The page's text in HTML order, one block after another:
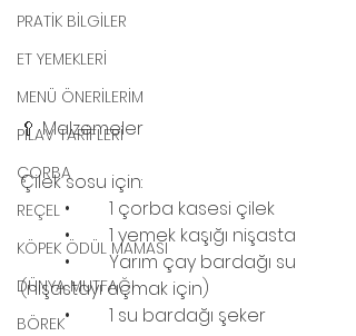
PRATİK BİLGİLER
ET YEMEKLERİ
MENÜ ÖNERİLERİM
PİLAV TARİFLERİ
ÇORBA
REÇEL
KÖPEK ÖDÜL MAMASI
DÜNYA MUTFAĞI
BÖREK
🥄 Malzemeler
Çilek sosu için:
	•	1 çorba kasesi çilek
	•	1 yemek kaşığı nişasta
	•	Yarım çay bardağı su
(nişastayı açmak için)
	•	1 su bardağı şeker